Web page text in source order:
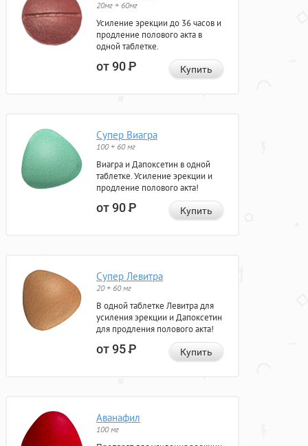
20мг + 60мг
Усиление эрекции до 36 часов и
продление полового акта в
одной таблетке.
от 90Р Купить
Супер Виагра
100 + 60 мг
Виагра и Дапоксетин в одной
таблетке. Усиление эрекции и
продление полового акта!
от 90Р Купить
Супер Левитра
20 + 60 мг
В одной таблетке Левитра для
усиления эрекции и Дапоксетин
для продления полового акта!
от 95Р Купить
Аванафил
100 мг